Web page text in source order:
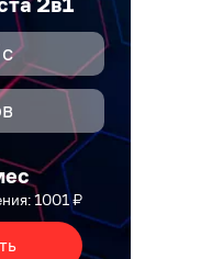
1001 ₽